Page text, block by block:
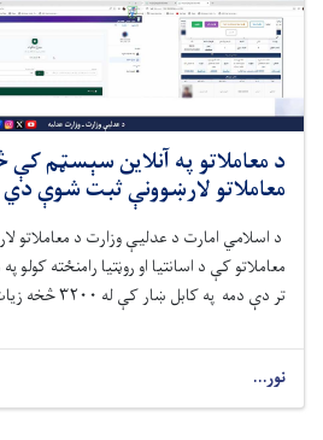
معاملاتو لارښوونې ثبت شوې دي
د اسلامي امارت د عدلیې وزارت د معاملاتو
معاملاتو کې د اسانتیا او روڼتیا رامنځته کولو
تر دې‌ دمه په کابل ښار کې له ۳۲۰۰ څخه زیات د. . .
نور...